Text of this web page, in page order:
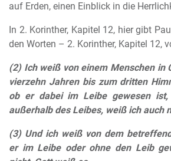
auf Erden, einen Einblick in die
In 2. Korinther, Kapitel 12, hier gibt
den Worten – 2. Korinther, Kapitel 12,
(2) Ich weiß von einem Menschen in
vierzehn Jahren bis zum dritten
ob er dabei im Leibe gewesen
außerhalb des Leibes, weiß ich auch
(3) Und ich weiß von dem
er im Leibe oder ohne den Leib